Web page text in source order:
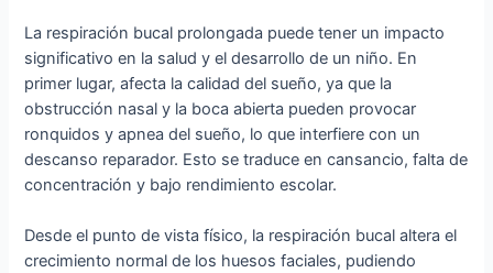
La respiración bucal prolongada puede tener un impacto
significativo en la salud y el desarrollo de un niño. En
primer lugar, afecta la calidad del sueño, ya que la
obstrucción nasal y la boca abierta pueden provocar
ronquidos y apnea del sueño, lo que interfiere con un
descanso reparador. Esto se traduce en cansancio, falta de
concentración y bajo rendimiento escolar.
Desde el punto de vista físico, la respiración bucal altera el
crecimiento normal de los huesos faciales, pudiendo